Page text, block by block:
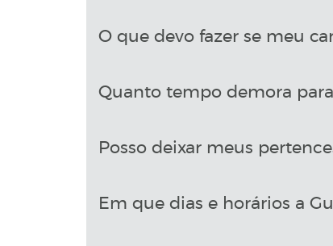
O que devo fazer se meu
Quanto tempo demora
Posso deixar meus
Em que dias e horários a